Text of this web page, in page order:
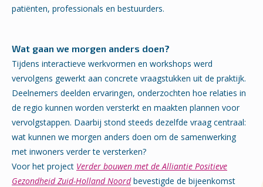
patiënten, professionals en bestuurders.
Wat gaan we morgen anders doen?
Tijdens interactieve werkvormen en workshops werd
vervolgens gewerkt aan concrete vraagstukken uit de praktijk.
Deelnemers deelden ervaringen, onderzochten hoe relaties in
de regio kunnen worden versterkt en maakten plannen voor
vervolgstappen. Daarbij stond steeds dezelfde vraag centraal:
wat kunnen we morgen anders doen om de samenwerking
met inwoners verder te versterken?
Voor het project Verder bouwen met de Alliantie Positieve
Gezondheid Zuid-Holland Noordbevestigde de bijeenkomst